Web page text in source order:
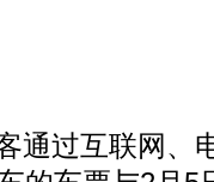
过互联网、